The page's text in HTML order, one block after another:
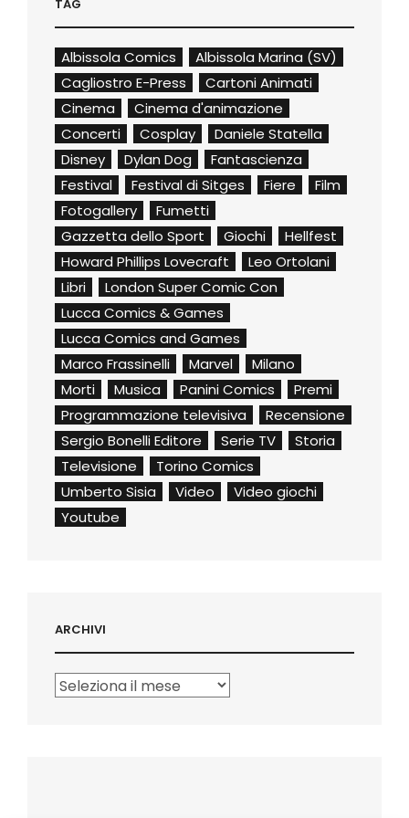
TAG
Albissola Comics
Albissola Marina (SV)
Cagliostro E-Press
Cartoni Animati
Cinema
Cinema d'animazione
Concerti
Cosplay
Daniele Statella
Disney
Dylan Dog
Fantascienza
Festival
Festival di Sitges Fiere
Film
Fotogallery
Fumetti
Gazzetta dello Sport
Giochi
Hellfest
Howard Phillips Lovecraft
Leo Ortolani
Libri
London Super Comic Con
Lucca Comics & Games
Lucca Comics and Games
Marco Frassinelli
Marvel
Milano
Morti
Musica Panini Comics
Premi
Programmazione televisiva
Recensione
Sergio Bonelli Editore
Serie TV
Storia
Televisione
Torino Comics
Umberto Sisia
Video
Video giochi
Youtube
ARCHIVI
Archivi